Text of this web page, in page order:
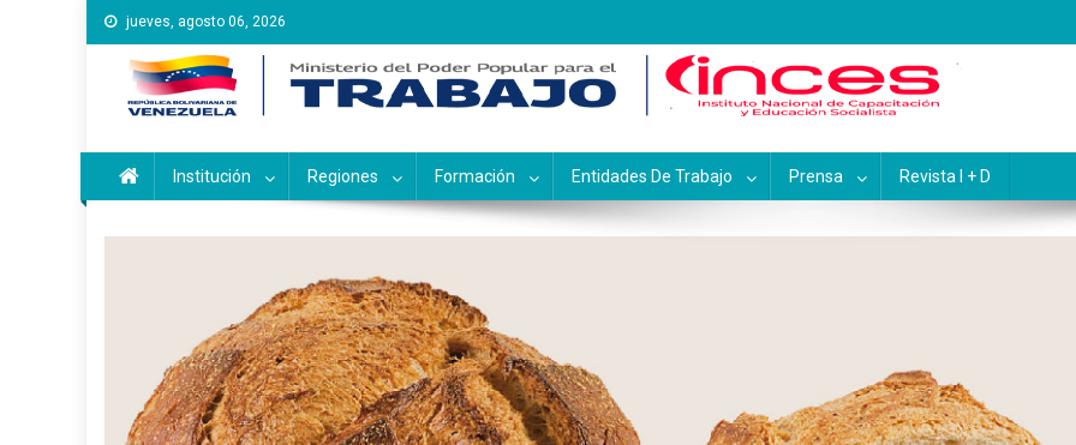
Saltar
al
contenido
jueves, agosto 06, 2026
Instituto Nacional de Capacitación y Educación
Inces
Institución Regiones Formación Entidades De Trabajo Prensa Revista I + D